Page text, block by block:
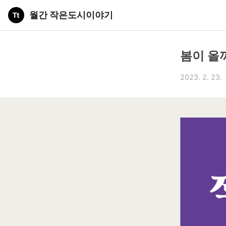
월간 작은도시이야기
봄이 올
2023. 2. 23.